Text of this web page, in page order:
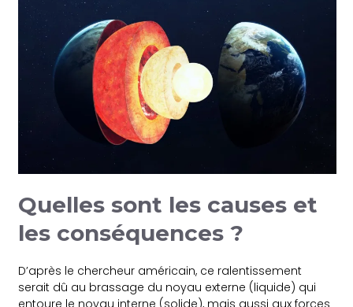
Quelles sont les causes et
les conséquences ?
D’après le chercheur américain, ce ralentissement
serait dû au brassage du noyau externe (liquide) qui
entoure le noyau interne (solide), mais aussi aux forces